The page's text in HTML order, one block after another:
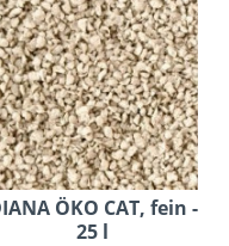
ÖKO CAT, fein -
25 l